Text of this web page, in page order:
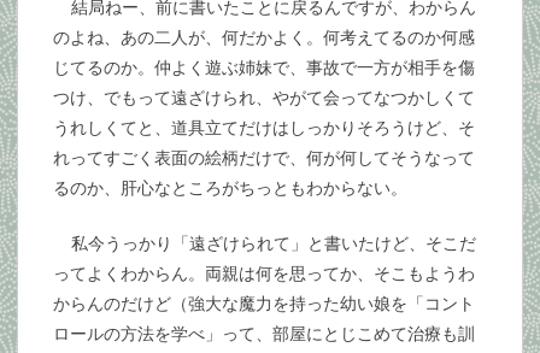
結局ねー、前に書いたことに戻るんですが、わからん
のよね、あの二人が、何だかよく。何考えてるのか何感
じてるのか。仲よく遊ぶ姉妹で、事故で一方が相手を傷
つけ、でもって遠ざけられ、やがて会ってなつかしくて
うれしくてと、道具立てだけはしっかりそろうけど、そ
れってすごく表面の絵柄だけで、何が何してそうなって
るのか、肝心なところがちっともわからない。
私今うっかり「遠ざけられて」と書いたけど、そこだ
ってよくわからん。両親は何を思ってか、そこもようわ
からんのだけど（強大な魔力を持った幼い娘を「コント
ロールの方法を学べ」って、部屋にとじこめて治療も訓